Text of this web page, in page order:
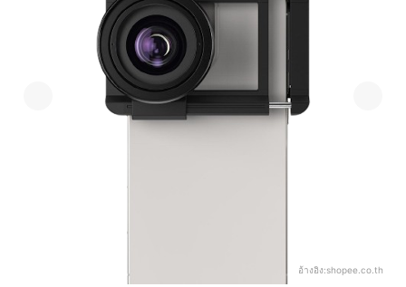
อ้างอิง:shopee.co.th